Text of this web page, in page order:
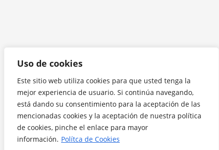
Uso de cookies
Este sitio web utiliza cookies para que usted tenga la
mejor experiencia de usuario. Si continúa navegando,
está dando su consentimiento para la aceptación de las
mencionadas cookies y la aceptación de nuestra política
de cookies, pinche el enlace para mayor
información. Polítca de Cookies